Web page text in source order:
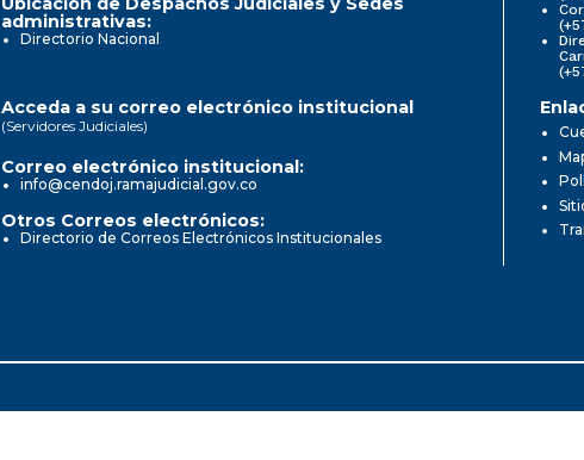
administrativas:
Directorio Nacional
Acceda a su correo electrónico institucional
(Servidores Judiciales)
Correo electrónico institucional:
info@cendoj.ramajudicial.gov.co
Otros Correos electrónicos:
Directorio de Correos Electrónicos Institucionales